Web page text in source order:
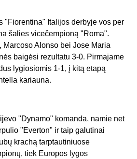
"Fiorentina" Italijos derbyje vos per
šalies vicečempioną "Roma".
Alonso bei Jose Maria
baigėsi rezultatu 3-0. Pirmajame
lygiosiomis 1-1, į kitą etapą
kariauna.
"Dynamo" komanda, namie net
"Everton" ir taip galutinai
krachą tarptautiniuose
tiek Europos lygos